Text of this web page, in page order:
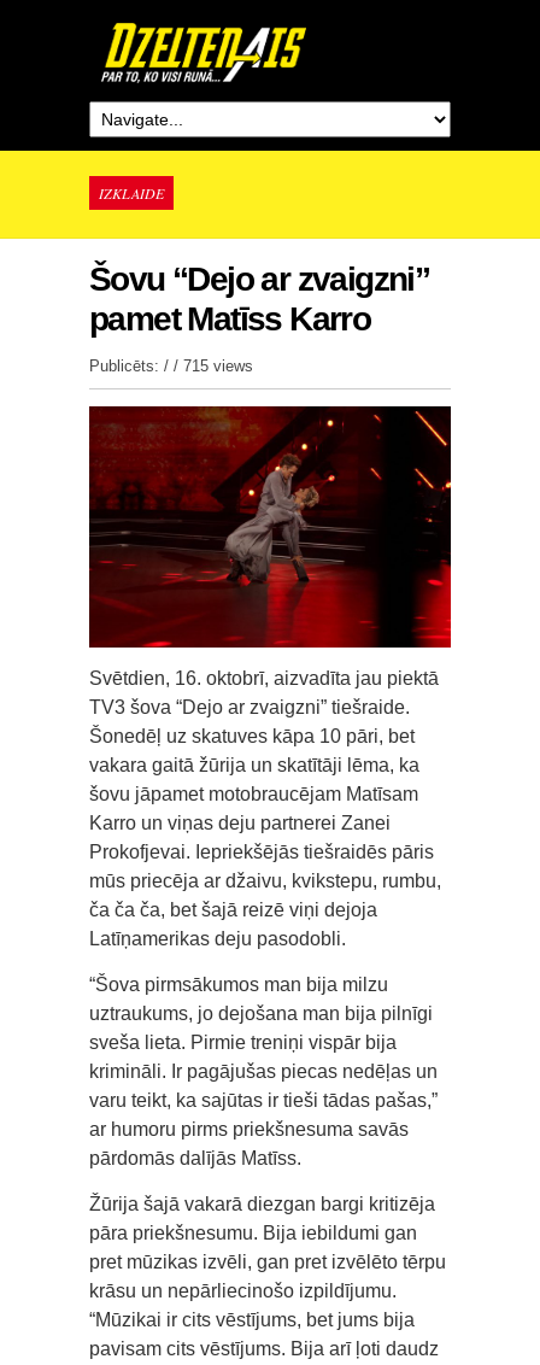
IZKLAIDE
Šovu “Dejo ar zvaigzni”
pamet Matīss Karro
Publicēts: / / 715 views
Svētdien, 16. oktobrī, aizvadīta jau piektā
TV3 šova “Dejo ar zvaigzni” tiešraide.
Šonedēļ uz skatuves kāpa 10 pāri, bet
vakara gaitā žūrija un skatītāji lēma, ka
šovu jāpamet motobraucējam Matīsam
Karro un viņas deju partnerei Zanei
Prokofjevai. Iepriekšējās tiešraidēs pāris
mūs priecēja ar džaivu, kvikstepu, rumbu,
ča ča ča, bet šajā reizē viņi dejoja
Latīņamerikas deju pasodobli.
“Šova pirmsākumos man bija milzu
uztraukums, jo dejošana man bija pilnīgi
sveša lieta. Pirmie treniņi vispār bija
krimināli. Ir pagājušas piecas nedēļas un
varu teikt, ka sajūtas ir tieši tādas pašas,”
ar humoru pirms priekšnesuma savās
pārdomās dalījās Matīss.
Žūrija šajā vakarā diezgan bargi kritizēja
pāra priekšnesumu. Bija iebildumi gan
pret mūzikas izvēli, gan pret izvēlēto tērpu
krāsu un nepārliecinošo izpildījumu.
“Mūzikai ir cits vēstījums, bet jums bija
pavisam cits vēstījums. Bija arī ļoti daudz